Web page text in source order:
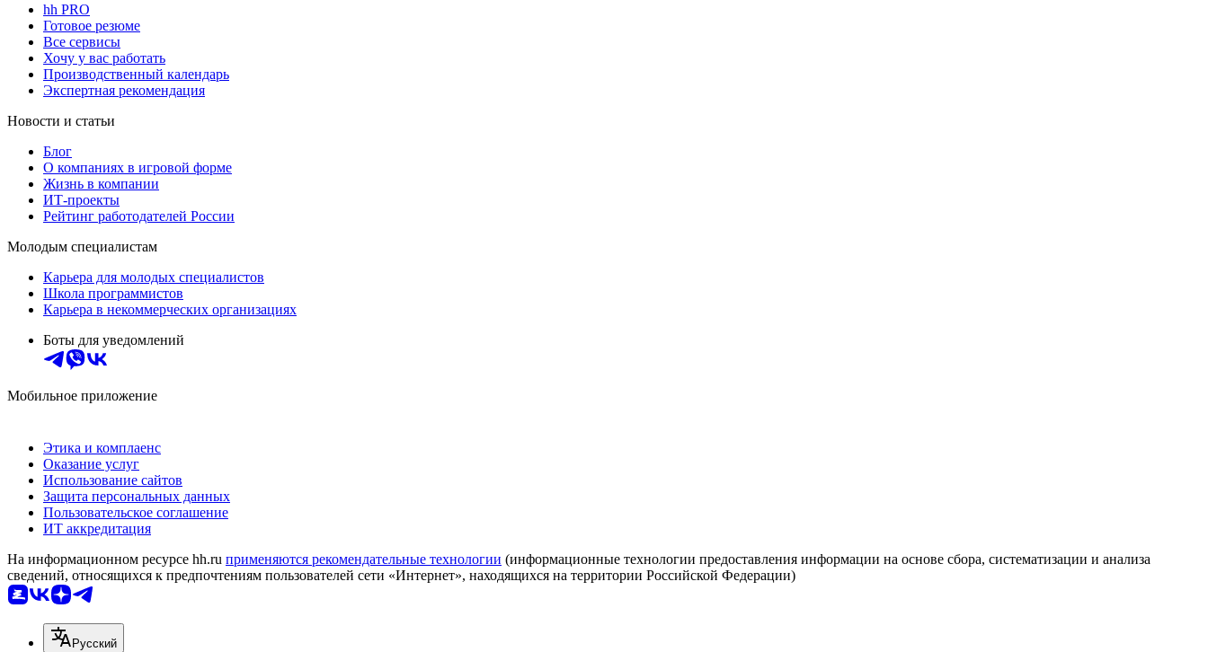
hh PRO
Готовое резюме
Все сервисы
Хочу у вас работать
Производственный календарь
Экспертная рекомендация
Новости и статьи
Блог
О компаниях в игровой форме
Жизнь в компании
ИТ-проекты
Рейтинг работодателей России
Молодым специалистам
Карьера для молодых специалистов
Школа программистов
Карьера в некоммерческих организациях
Боты для уведомлений
Мобильное приложение
Этика и комплаенс
Оказание услуг
Использование сайтов
Защита персональных данных
Пользовательское соглашение
ИТ аккредитация
На информационном ресурсе hh.ru применяются рекомендательные технологии (информационные технологии предоставления информации на основе сбора, систематизации и анализа
сведений, относящихся к предпочтениям пользователей сети «Интернет», находящихся на территории Российской Федерации)
Русский